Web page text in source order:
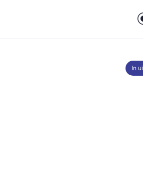
In